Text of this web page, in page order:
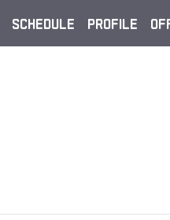
SCHEDULE PROFILE